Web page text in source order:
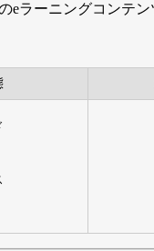
eラーニングコンテ